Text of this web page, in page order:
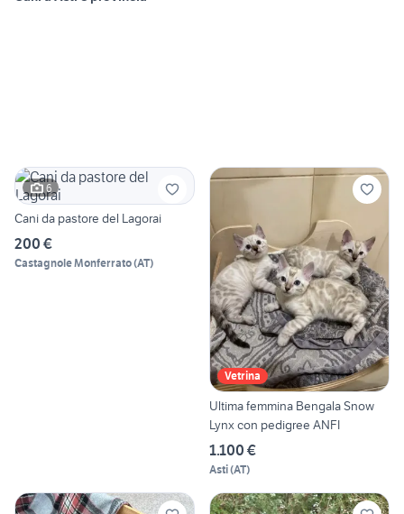
6
Cani da pastore del Lagorai
200 €
Castagnole Monferrato(AT)
Vetrina
Ultima femmina Bengala Snow
Lynx con pedigree ANFI
1.100 €
Asti(AT)